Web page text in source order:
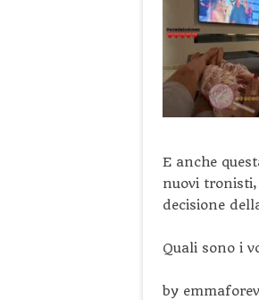
E anche
nuovi tronisti,
decisione
Quali sono i
by